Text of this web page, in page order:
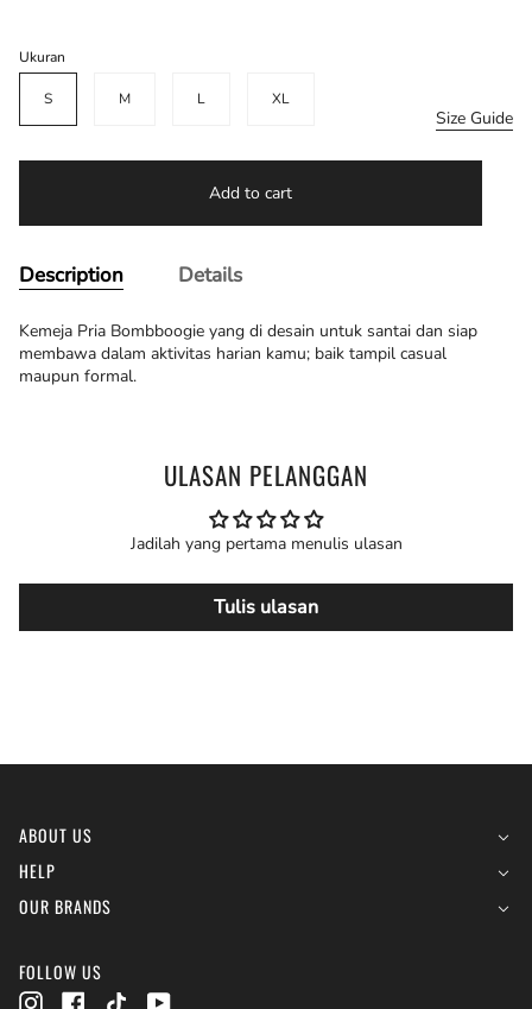
Size Guide
Ukuran
S M L XL
Add to cart
Description Details
Kemeja Pria Bombboogie yang di desain untuk santai dan siap
membawa dalam aktivitas harian kamu; baik tampil casual
maupun formal.
ULASAN PELANGGAN
Jadilah yang pertama menulis ulasan
Tulis ulasan
ABOUT US
HELP
OUR BRANDS
FOLLOW US
InstagramFacebookTikTokYouTube